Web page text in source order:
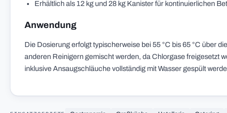
Erhältlich als 12 kg und 28 kg Kanister für kontinuierlichen
Anwendung
Die Dosierung erfolgt typischerweise bei 55 °C bis 65 °C über
anderen Reinigern gemischt werden, da Chlorgase freigesetzt
inklusive Ansaugschläuche vollständig mit Wasser gespült